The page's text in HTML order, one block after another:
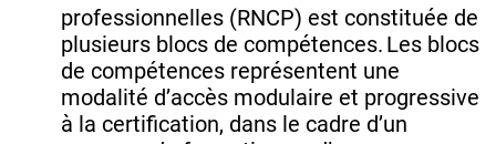
professionnelles (RNCP) est constituée de
plusieurs blocs de compétences. Les blocs
de compétences représentent une
modalité d’accès modulaire et progressive
à la certification, dans le cadre d’un